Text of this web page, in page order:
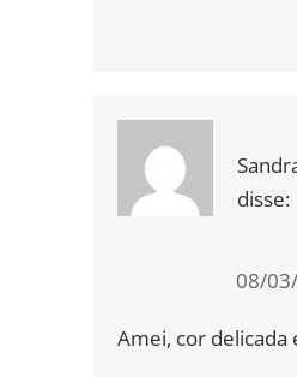
disse:
08/
Amei, cor delicada